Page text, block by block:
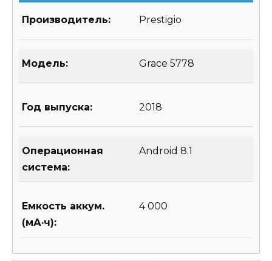
Производитель: Prestigio
Модель: Grace 5778
Год выпуска: 2018
Операционная
система:
Android 8.1
Емкость аккум.
(мА·ч):
4 000